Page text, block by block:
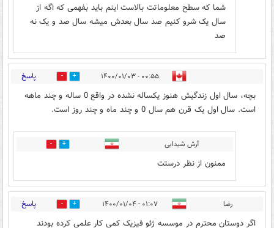
شما که سطح معلوماتت بالاست اینم باید بفهمی که اگه از
سال یک شرو کنیم صد سال بعدش میشه سال صد و یک نه
صد
۰۰:۵۵ - ۱۴۰۰/۰۱/۰۳ 2 پاسخ
بچه، سال اول زندگیش هنوز یکساله نشده در واقع 0 ساله و چند ماهه
است. سال اول یک قرن هم سال 0 و چند ماه و چند روز است.
آرش شیدایی 0
ممنون از نظر درستت
رضا ۰۱:۰۷ - ۱۴۰۰/۰۱/۰۴ 2 پاسخ
اگر دوستان محترم در موسسه ژئو فیزیک کمی کار علمی کرده بودند